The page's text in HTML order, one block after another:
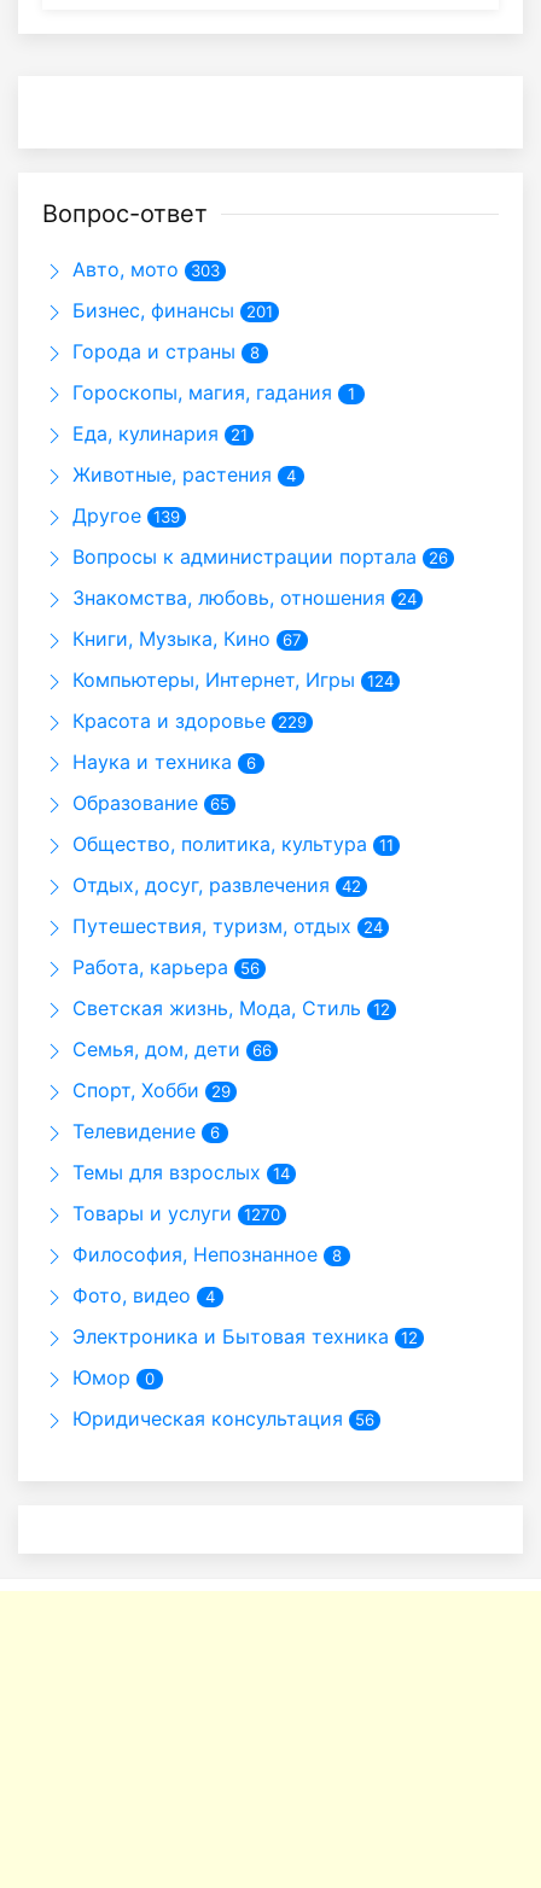
Вопрос-ответ
Авто, мото 303
Бизнес, финансы 201
Города и страны 8
Гороскопы, магия, гадания 1
Еда, кулинария 21
Животные, растения 4
Другое 139
Вопросы к администрации портала 26
Знакомства, любовь, отношения 24
Книги, Музыка, Кино 67
Компьютеры, Интернет, Игры 124
Красота и здоровье 229
Наука и техника 6
Образование 65
Общество, политика, культура 11
Отдых, досуг, развлечения 42
Путешествия, туризм, отдых 24
Работа, карьера 56
Светская жизнь, Мода, Стиль 12
Семья, дом, дети 66
Спорт, Хобби 29
Телевидение 6
Темы для взрослых 14
Товары и услуги 1270
Философия, Непознанное 8
Фото, видео 4
Электроника и Бытовая техника 12
Юмор 0
Юридическая консультация 56